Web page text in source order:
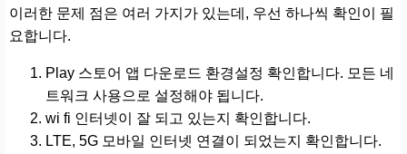
이러한 문제 점은 여러 가지가 있는데, 우선 하나씩 확인이 필
요합니다.
Play 스토어 앱 다운로드 환경설정 확인합니다. 모든 네
트워크 사용으로 설정해야 됩니다.
wi fi 인터넷이 잘 되고 있는지 확인합니다.
LTE, 5G 모바일 인터넷 연결이 되었는지 확인합니다.